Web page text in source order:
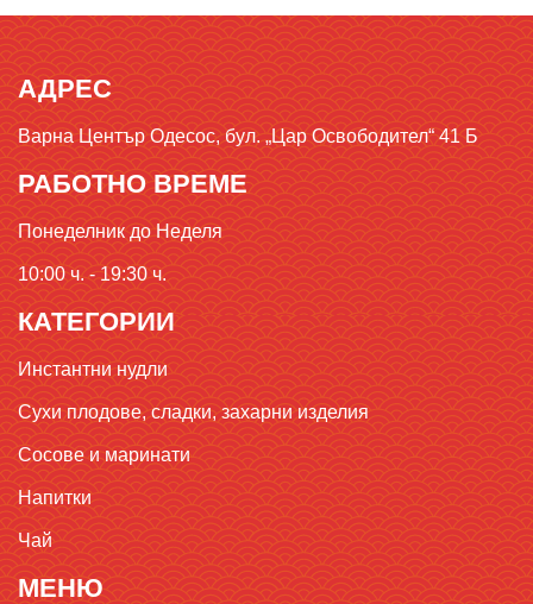
АДРЕС
Варна Център Одесос, бул. „Цар Освободител“ 41 Б
РАБОТНО ВРЕМЕ
Понеделник до Неделя
10:00 ч. - 19:30 ч.
КАТЕГОРИИ
Инстантни нудли
Сухи плодове, сладки, захарни изделия
Сосове и маринати
Напитки
Чай
МЕНЮ